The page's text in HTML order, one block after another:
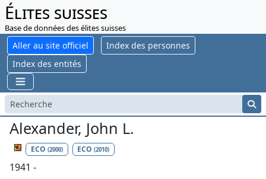
Élites suisses
Base de données des élites suisses
Aller au site officiel
Index des personnes
Index des entités
Alexander, John L.
ECO (2000) ECO(2010)
1941 -